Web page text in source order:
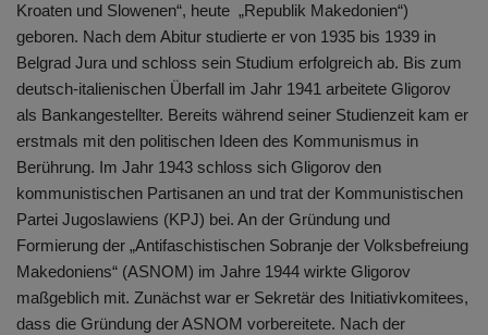
Kroaten und Slowenen“, heute „Republik Makedonien“)
geboren. Nach dem Abitur studierte er von 1935 bis 1939 in
Belgrad Jura und schloss sein Studium erfolgreich ab. Bis zum
deutsch-italienischen Überfall im Jahr 1941 arbeitete Gligorov
als Bankangestellter. Bereits während seiner Studienzeit kam er
erstmals mit den politischen Ideen des Kommunismus in
Berührung. Im Jahr 1943 schloss sich Gligorov den
kommunistischen Partisanen an und trat der Kommunistischen
Partei Jugoslawiens (KPJ) bei. An der Gründung und
Formierung der „Antifaschistischen Sobranje der Volksbefreiung
Makedoniens“ (ASNOM) im Jahre 1944 wirkte Gligorov
maßgeblich mit. Zunächst war er Sekretär des Initiativkomitees,
dass die Gründung der ASNOM vorbereitete. Nach der